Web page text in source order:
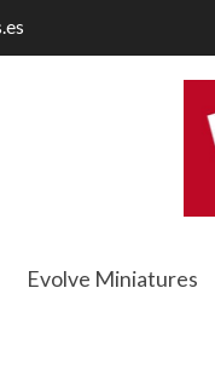
Evolve Miniatures